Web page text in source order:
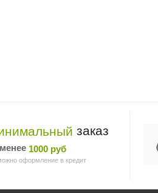
заказ
1000 руб
оформление в кредит